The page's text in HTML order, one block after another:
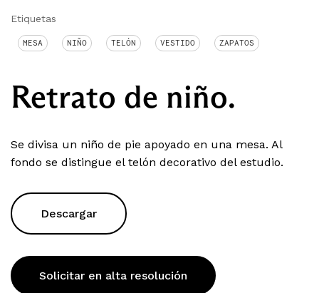
Etiquetas
MESA NIÑO TELÓN VESTIDO ZAPATOS
Retrato de niño.
Se divisa un niño de pie apoyado en una mesa. Al
fondo se distingue el telón decorativo del estudio.
Descargar
Solicitar en alta resolución